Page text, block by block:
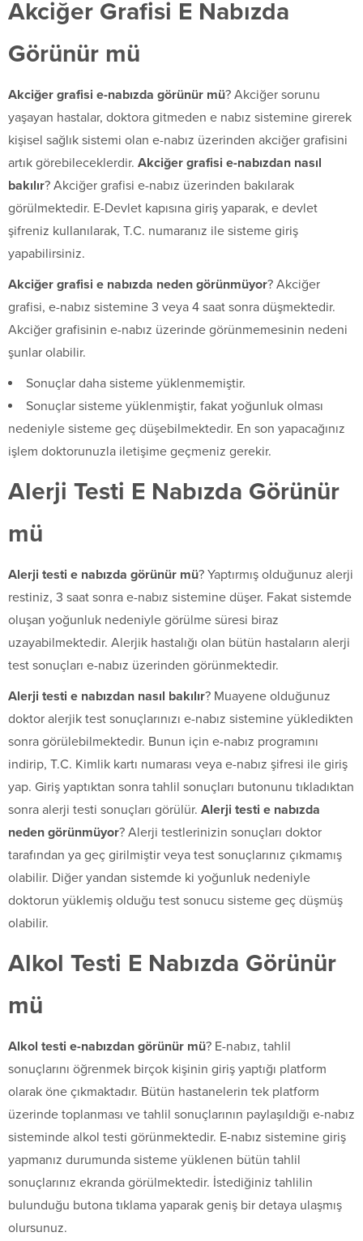
Akciğer Grafisi E Nabızda
Görünür mü
Akciğer grafisi e-nabızda görünür mü? Akciğer sorunu
yaşayan hastalar, doktora gitmeden e nabız sistemine girerek
kişisel sağlık sistemi olan e-nabız üzerinden akciğer grafisini
artık görebileceklerdir. Akciğer grafisi e-nabızdan nasıl
bakılır? Akciğer grafisi e-nabız üzerinden bakılarak
görülmektedir. E-Devlet kapısına giriş yaparak, e devlet
şifreniz kullanılarak, T.C. numaranız ile sisteme giriş
yapabilirsiniz.
Akciğer grafisi e nabızda neden görünmüyor? Akciğer
grafisi, e-nabız sistemine 3 veya 4 saat sonra düşmektedir.
Akciğer grafisinin e-nabız üzerinde görünmemesinin nedeni
şunlar olabilir.
Sonuçlar daha sisteme yüklenmemiştir.
Sonuçlar sisteme yüklenmiştir, fakat yoğunluk olması
nedeniyle sisteme geç düşebilmektedir. En son yapacağınız
işlem doktorunuzla iletişime geçmeniz gerekir.
Alerji Testi E Nabızda Görünür
mü
Alerji testi e nabızda görünür mü? Yaptırmış olduğunuz alerji
restiniz, 3 saat sonra e-nabız sistemine düşer. Fakat sistemde
oluşan yoğunluk nedeniyle görülme süresi biraz
uzayabilmektedir. Alerjik hastalığı olan bütün hastaların alerji
test sonuçları e-nabız üzerinden görünmektedir.
Alerji testi e nabızdan nasıl bakılır? Muayene olduğunuz
doktor alerjik test sonuçlarınızı e-nabız sistemine yükledikten
sonra görülebilmektedir. Bunun için e-nabız programını
indirip, T.C. Kimlik kartı numarası veya e-nabız şifresi ile giriş
yap. Giriş yaptıktan sonra tahlil sonuçları butonunu tıkladıktan
sonra alerji testi sonuçları görülür. Alerji testi e nabızda
neden görünmüyor? Alerji testlerinizin sonuçları doktor
tarafından ya geç girilmiştir veya test sonuçlarınız çıkmamış
olabilir. Diğer yandan sistemde ki yoğunluk nedeniyle
doktorun yüklemiş olduğu test sonucu sisteme geç düşmüş
olabilir.
Alkol Testi E Nabızda Görünür
mü
Alkol testi e-nabızdan görünür mü? E-nabız, tahlil
sonuçlarını öğrenmek birçok kişinin giriş yaptığı platform
olarak öne çıkmaktadır. Bütün hastanelerin tek platform
üzerinde toplanması ve tahlil sonuçlarının paylaşıldığı e-nabız
sisteminde alkol testi görünmektedir. E-nabız sistemine giriş
yapmanız durumunda sisteme yüklenen bütün tahlil
sonuçlarınız ekranda görülmektedir. İstediğiniz tahlilin
bulunduğu butona tıklama yaparak geniş bir detaya ulaşmış
olursunuz.